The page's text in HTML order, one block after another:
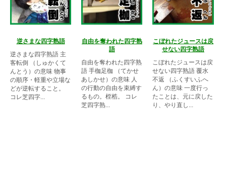
逆さまな四字熟語
逆さまな四字熟語 主
客転倒 （しゅかくて
んとう）の意味 物事
の順序・軽重や立場な
どが逆転すること。
コレ芝四字...
自由を奪われた四字熟
語
自由を奪われた四字熟
語 手枷足枷 （てかせ
あしかせ）の意味 人
の行動の自由を束縛す
るもの。桎梏。 コレ
芝四字熟...
こぼれたジュースは戻
せない四字熟語
こぼれたジュースは戻
せない四字熟語 覆水
不返 （ふくすいふへ
ん）の意味 一度行っ
たことは、元に戻した
り、やり直し...